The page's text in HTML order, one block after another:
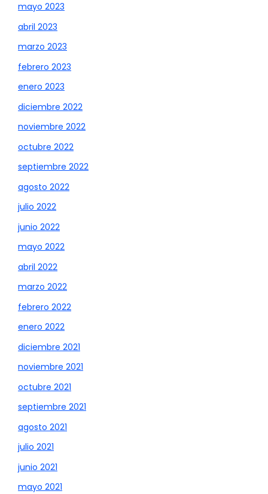
mayo 2023
abril 2023
marzo 2023
febrero 2023
enero 2023
diciembre 2022
noviembre 2022
octubre 2022
septiembre 2022
agosto 2022
julio 2022
junio 2022
mayo 2022
abril 2022
marzo 2022
febrero 2022
enero 2022
diciembre 2021
noviembre 2021
octubre 2021
septiembre 2021
agosto 2021
julio 2021
junio 2021
mayo 2021